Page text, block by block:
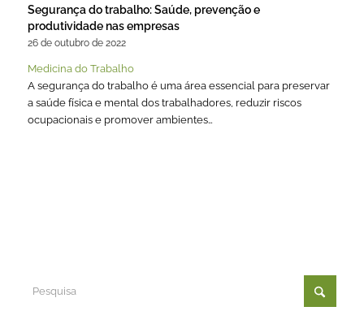
Segurança do trabalho: Saúde, prevenção e
produtividade nas empresas
26 de outubro de 2022
Medicina do Trabalho
A segurança do trabalho é uma área essencial para preservar
a saúde física e mental dos trabalhadores, reduzir riscos
ocupacionais e promover ambientes…